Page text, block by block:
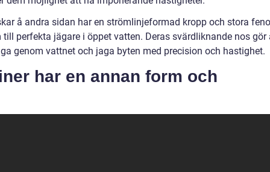
å andra sidan har en strömlinjeformad kropp och stora
till perfekta jägare i öppet vatten. Deras svärdliknande nos gör
genom vattnet och jaga byten med precision och hastighet.
har en annan form och